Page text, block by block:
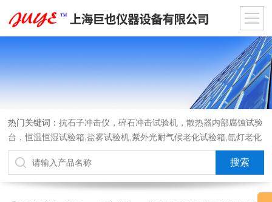
热门关键词：抗石子冲击仪，碎石冲击试验机，散热器内部腐蚀试验
台，恒温恒湿试验箱,盐雾试验机,紫外光耐气候老化试验箱,氙灯老化
试验箱，沙尘试验箱，淋雨试验箱，汽车内饰材料燃烧试验机